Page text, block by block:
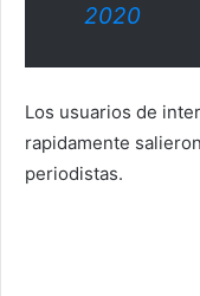
2020
Los usuarios de
rapidamente
periodistas.